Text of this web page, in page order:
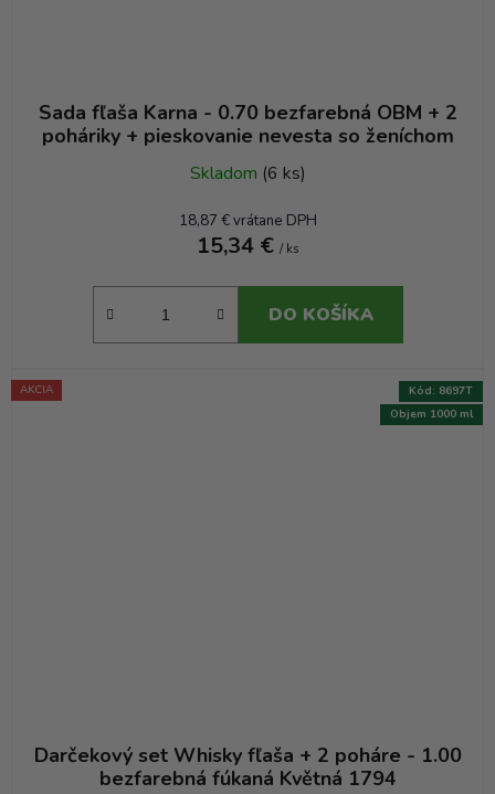
Sada fľaša Karna - 0.70 bezfarebná OBM + 2
poháriky + pieskovanie nevesta so ženíchom
Skladom (6 ks)
18,87 € vrátane DPH
15,34 € / ks
DO KOŠÍKA
AKCIA
Darčekový set Whisky fľaša + 2 poháre - 1.00
bezfarebná fúkaná Květná 1794
Objem 1000 ml
Kód: 8697T